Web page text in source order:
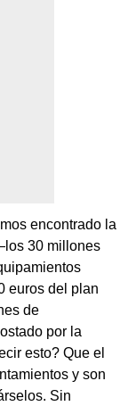
encontrado la
30 millones
euros del plan
de
por la
esto? Que el
y son
Sin